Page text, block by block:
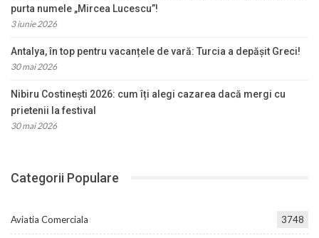
purta numele „Mircea Lucescu”!
3 iunie 2026
Antalya, în top pentru vacanțele de vară: Turcia a depășit Greci!
30 mai 2026
Nibiru Costinești 2026: cum îți alegi cazarea dacă mergi cu
prietenii la festival
30 mai 2026
Categorii Populare
Aviatia Comerciala 3748